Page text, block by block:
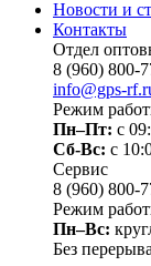
Новости и
Контакты
Отдел
8 (960) 800-
info@gps-
Режим
Пн–Пт: с
Сб-Вс: c
Сервис
8 (960) 800-
Режим
Пн–Вс:
Без перерыва